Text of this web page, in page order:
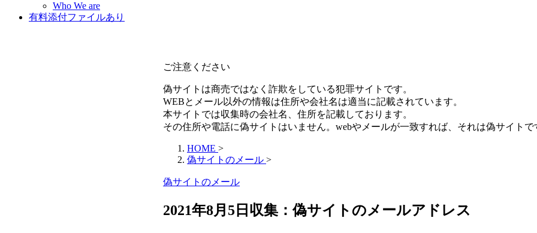
Who We are
有料添付ファイルあり
ご注意ください
偽サイトは商売ではなく詐欺をしている犯罪サイトです。
WEBとメール以外の情報は住所や会社名は適当に記載されています。
本サイトでは収集時の会社名、住所を記載しております。
その住所や電話に偽サイトはいません。webやメールが一致すれば、それは偽サイトで
HOME >
偽サイトのメール >
偽サイトのメール
2021年8月5日収集：偽サイトのメールアドレス